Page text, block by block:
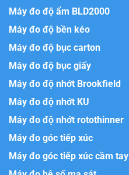
Máy đo độ ẩm BLD2000
Máy đo độ bền kéo
Máy đo độ bục carton
Máy đo độ bục giấy
Máy đo độ nhớt Brookfield
Máy đo độ nhớt KU
Máy đo độ nhớt rotothinner
Máy đo góc tiếp xúc
Máy đo góc tiếp xúc cầm tay